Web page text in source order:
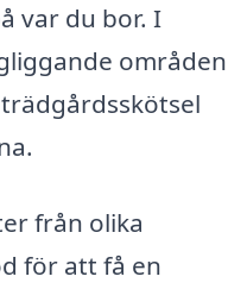
var du bor. I
områden
från olika
för att få en